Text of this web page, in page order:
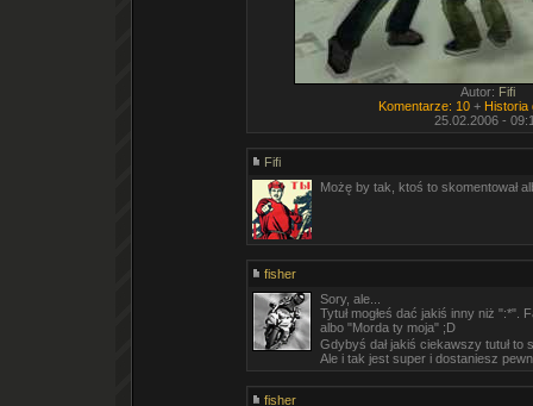
Autor: Fifi
Komentarze: 10 + Historia
25.02.2006 -
Fifi
Możę by tak, ktoś to skomentował
fisher
Sory, ale...
Tytuł mogłeś dać jakiś inny niż ":*".
albo "Morda ty moja" ;D
Gdybyś dał jakiś ciekawszy tutuł to
Ale i tak jest super i dostaniesz
fisher